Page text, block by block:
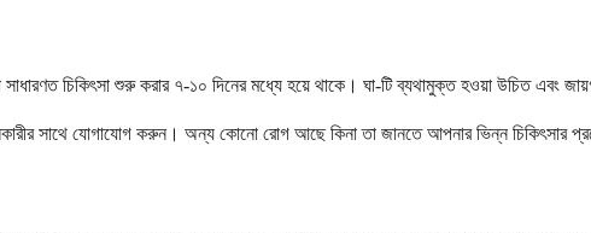
চিকিৎসা শুরু করার ৭-১০ দিনের মধ্যে হয়ে থাকে। ঘা-টি ব্যথামুক্ত হওয়া উচিত এবং
সাথে যোগাযোগ করুন। অন্য কোনো রোগ আছে কিনা তা জানতে আপনার ভিন্ন চিকিৎসার